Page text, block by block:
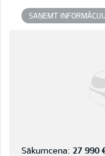
SAŅEMT
Sākumcena: 27 990